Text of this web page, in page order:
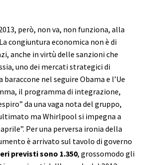
però, non va, non funziona, alla
congiuntura economica non è di
anche in virtù delle sanzioni che
uno dei mercati strategici di
baraccone nel seguire Obama e l’Ue
il programma di integrazione,
da una vaga nota del gruppo,
ma Whirlpool si impegna a
Per una perversa ironia della
è arrivato sul tavolo di governo
previsti sono 1.350, grossomodo gli